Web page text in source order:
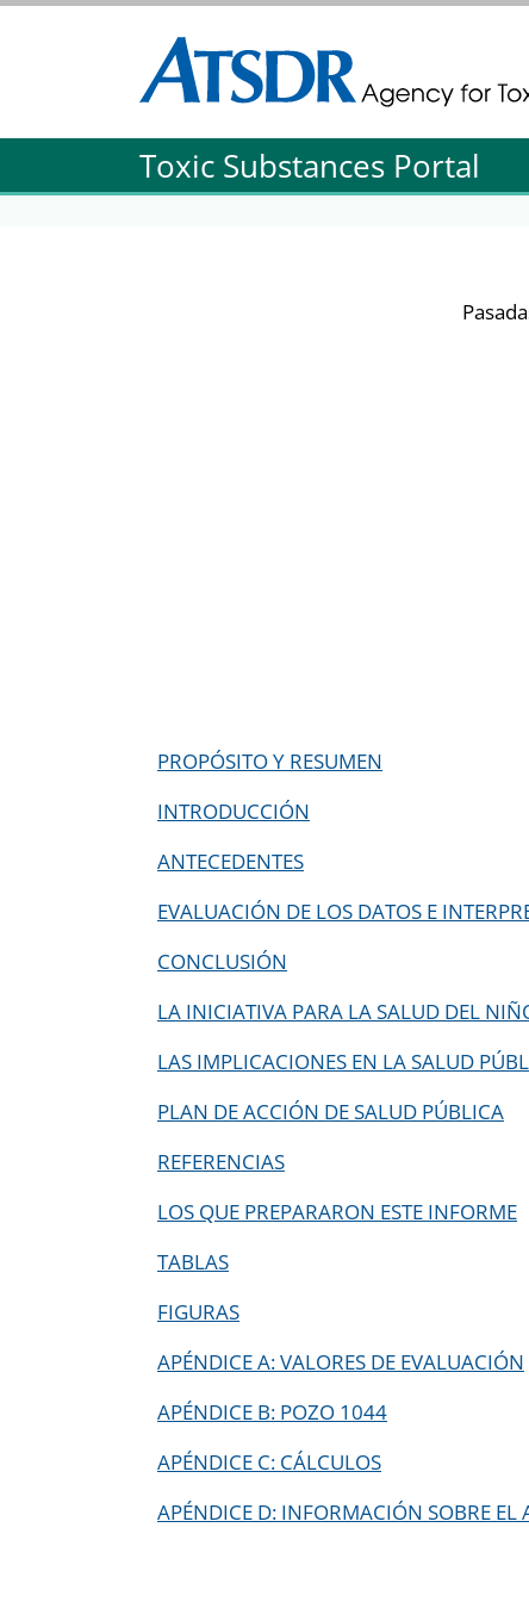
Agency for Toxic Substance and Disease
Agency for Toxic Substance and Disease
Toxic Substances Portal
PROPÓSITO Y RESUMEN
INTRODUCCIÓN
ANTECEDENTES
EVALUACIÓN DE LOS DATOS E
CONCLUSIÓN
LA INICIATIVA PARA LA SALUD DEL
LAS IMPLICACIONES EN LA SALUD
PLAN DE ACCIÓN DE SALUD PÚBLICA
REFERENCIAS
LOS QUE PREPARARON ESTE INFORME
TABLAS
FIGURAS
APÉNDICE A: VALORES DE EVALUACIÓN
APÉNDICE B: POZO 1044
APÉNDICE C: CÁLCULOS
APÉNDICE D: INFORMACIÓN SOBRE EL